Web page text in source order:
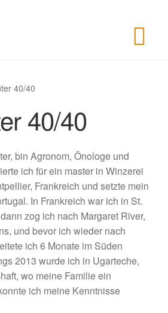
40/40
40/40
bin Agronom, Önologe und
ich für ein master in Winzerei
Frankreich und setzte mein
In Frankreich war ich in St.
zog ich nach Margaret River,
und bevor ich wieder nach
ich 6 Monate im Süden
2013 wurde ich in Ugarteche,
wo meine Familie ein
ich meine Kenntnisse